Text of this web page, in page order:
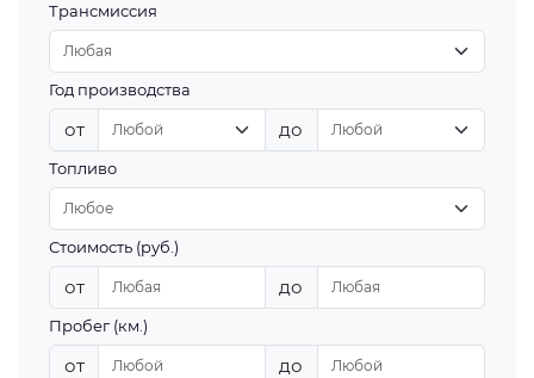
Трансмиссия
Год производства
от до
Топливо
Стоимость (руб.)
от до
Пробег (км.)
от до